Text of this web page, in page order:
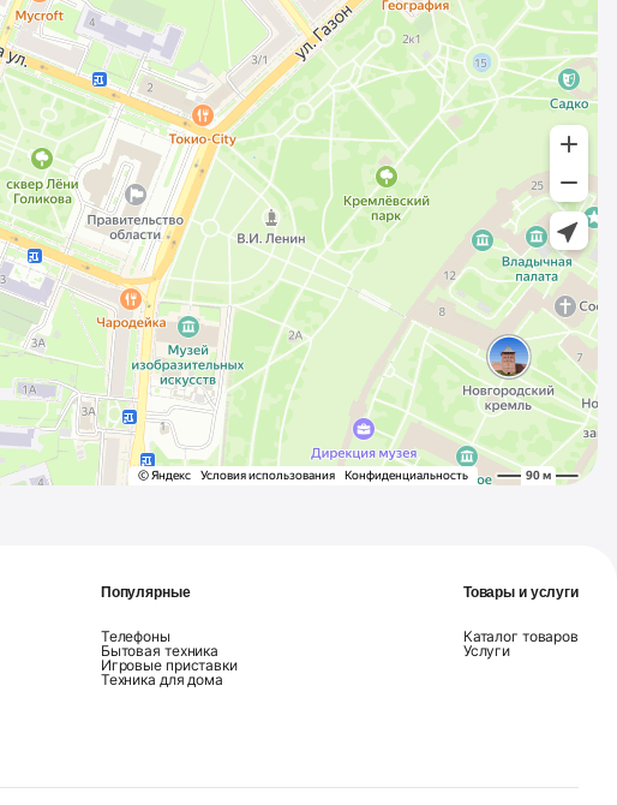
Популярные
Телефоны
Бытовая техника
Игровые приставки
Техника для дома
Товары и услуги
Каталог товаров
Услуги